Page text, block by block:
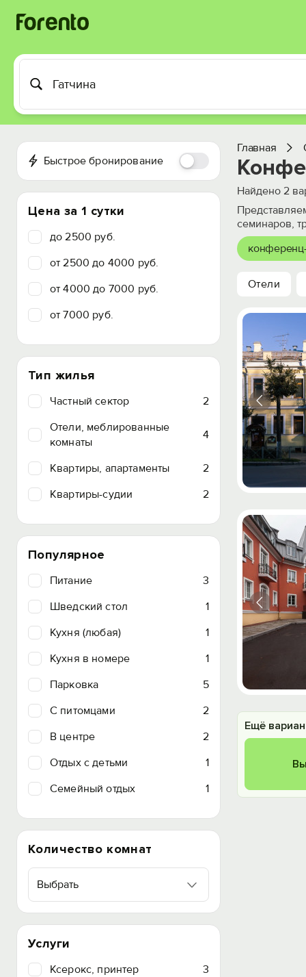
Быстрое бронирование
Цена за 1 сутки
до 2500 руб.
от 2500 до 4000 руб.
от 4000 до 7000 руб.
от 7000 руб.
Тип жилья
Частный сектор
2
Отели, меблированные
комнаты
4
Квартиры, апартаменты
2
Квартиры-судии
2
Популярное
Питание
3
Шведский стол
1
Кухня (любая)
1
Кухня в номере
1
Парковка
5
C питомцами
2
В центре
2
Отдых с детьми
1
Семейный отдых
1
Количество комнат
Выбрать
Услуги
Ксерокс, принтер
3
Главная
Найдено 2
семинаров,
Отели
Ещё